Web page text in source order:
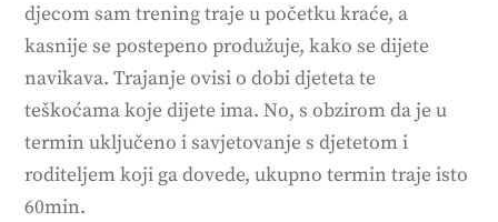
djecom sam trening traje u početku kraće, a
kasnije se postepeno produžuje, kako se dijete
navikava. Trajanje ovisi o dobi djeteta te
teškoćama koje dijete ima. No, s obzirom da je u
termin uključeno i savjetovanje s djetetom i
roditeljem koji ga dovede, ukupno termin traje isto
60min.